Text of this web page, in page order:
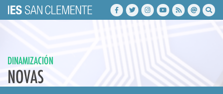
DINAMIZACIÓN
NOVAS